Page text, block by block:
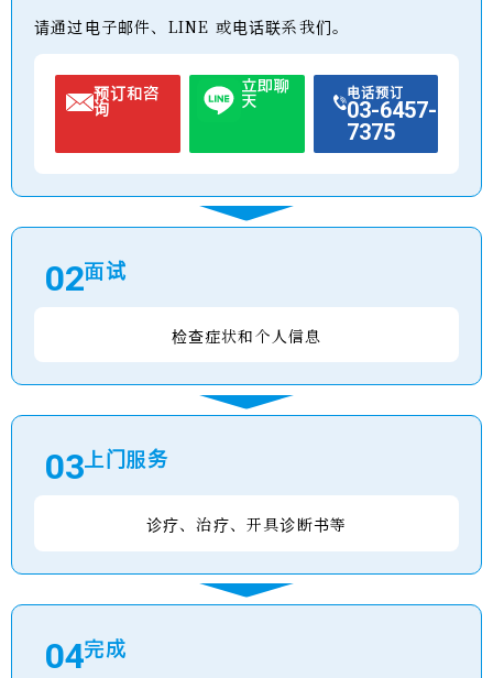
请通过电子邮件、LINE 或电话联系我们。
预订和咨
询
立即聊
天
电话预订
03-6457-
7375
02面试
检查症状和个人信息
03 上门服务
诊疗、治疗、开具诊断书等
04完成